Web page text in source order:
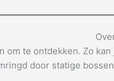
om te ontdekken. Zo
door statige